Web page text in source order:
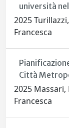
università
2025
Francesca
Città
2025 Massari,
Francesca